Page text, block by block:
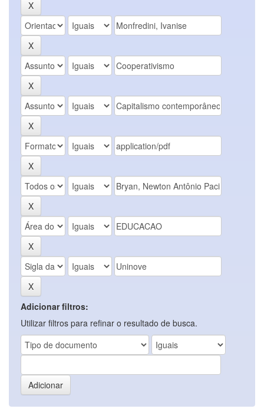
Adicionar filtros:
Utilizar filtros para refinar o resultado de busca.